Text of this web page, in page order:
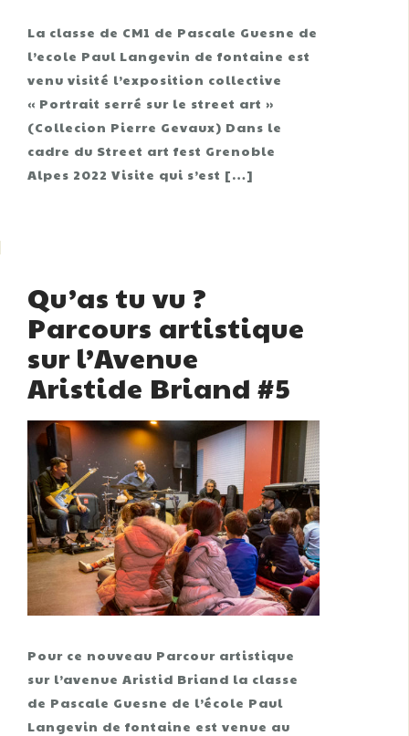
La classe de CM1 de Pascale Guesne de
l’ecole Paul Langevin de fontaine est
venu visité l’exposition collective
« Portrait serré sur le street art »
(Collecion Pierre Gevaux) Dans le
cadre du Street art fest Grenoble
Alpes 2022 Visite qui s’est […]
Qu’as tu vu ?
Parcours artistique
sur l’Avenue
Aristide Briand #5
Pour ce nouveau Parcour artistique
sur l’avenue Aristid Briand la classe
de Pascale Guesne de l’école Paul
Langevin de fontaine est venue au